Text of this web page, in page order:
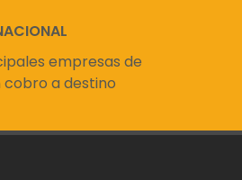
empresas de
a destino